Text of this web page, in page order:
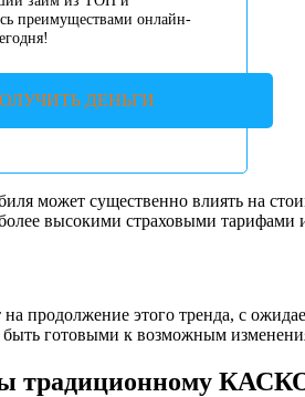
преимуществами онлайн-
ДЕНЬГИ
может существенно влиять на
более высокими страховыми
продолжение этого тренда, с
быть готовыми к возможным
традиционному